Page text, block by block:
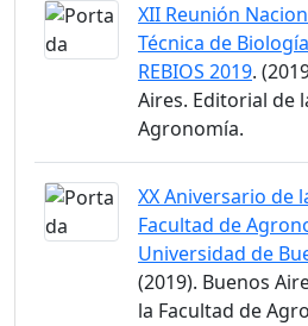
XII Reunión
Técnica de
REBIOS 2019.
Aires. Editorial de
Agronomía.
XX Aniversario de
Facultad de
Universidad de
(2019). Buenos
la Facultad de